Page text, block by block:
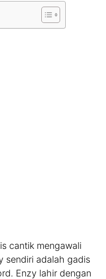
cantik mengawali
sendiri adalah gadis
Enzy lahir dengan